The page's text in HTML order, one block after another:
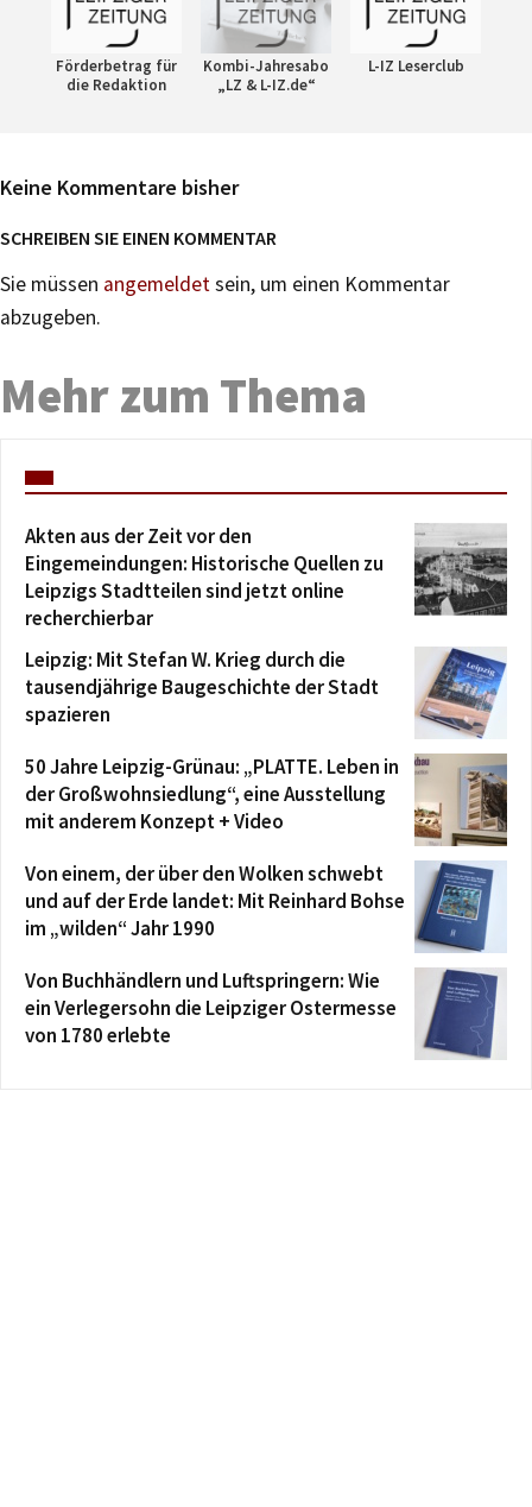
Förderbetrag für
die Redaktion
Kombi-Jahresabo
„LZ & L-IZ.de“
L-IZ Leserclub
Keine Kommentare bisher
SCHREIBEN SIE EINEN KOMMENTAR
Sie müssen angemeldetsein, um einen Kommentar
abzugeben.
Mehr zum Thema
Akten aus der Zeit vor den
Eingemeindungen: Historische Quellen zu
Leipzigs Stadtteilen sind jetzt online
recherchierbar
Leipzig: Mit Stefan W. Krieg durch die
tausendjährige Baugeschichte der Stadt
spazieren
50 Jahre Leipzig-Grünau: „PLATTE. Leben in
der Großwohnsiedlung“, eine Ausstellung
mit anderem Konzept + Video
Von einem, der über den Wolken schwebt
und auf der Erde landet: Mit Reinhard Bohse
im „wilden“ Jahr 1990
Von Buchhändlern und Luftspringern: Wie
ein Verlegersohn die Leipziger Ostermesse
von 1780 erlebte